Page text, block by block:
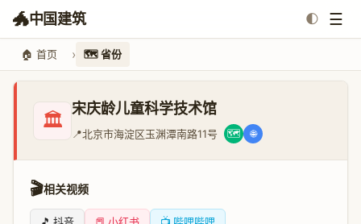
🐲中国建筑 🌓 ☰
🏠 首页 🗺️ 省份
🏛️ 宋庆龄儿童科学技术馆
📍北京市海淀区玉渊潭南路11号 🗺️ 🌐
🎬相关视频
🎵 抖音 📕 小红书 📺 哔哩哔哩